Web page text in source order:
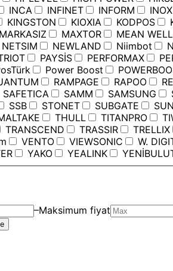
INCA INFINET INFORM INOX
KINGSTON KIOXIA KODPOS
MARKASIZ MAXTOR MEAN WELL
NETSIM NEWLAND Niimbot
PAYSİS PERFORMAX
Power Boost
RAMPAGE RAPOO
SAFETICA SAMM SAMSUNG
SSB STONET SUBGATE
THULL TITANPRO
TRANSCEND TRASSIR TRELLIX
VENTO VIEWSONIC W.
YAKO YEALINK
–Maksimum fiyat